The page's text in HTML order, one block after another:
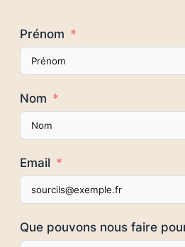
Prénom
Nom
Email
Que pouvons nous faire